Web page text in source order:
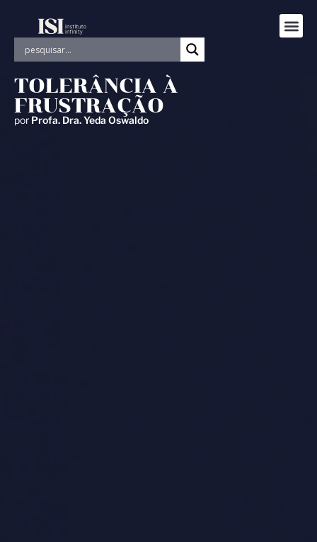
TOLERÂNCIA À
FRUSTRAÇÃO
por Profa. Dra. Yeda Oswaldo